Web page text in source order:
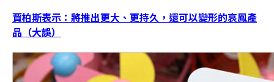
賈柏斯表示：將推出更大、更持久，還可以變形的哀鳳產
品（大誤）